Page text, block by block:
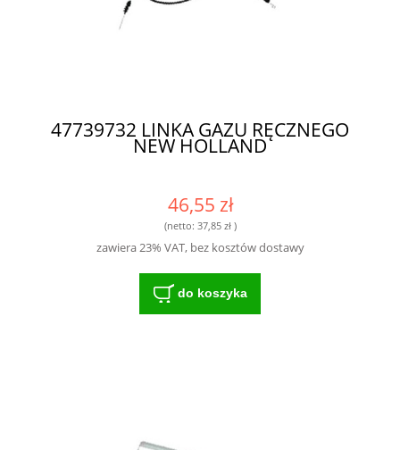
47739732 LINKA GAZU RĘCZNEGO
NEW HOLLAND
46,55 zł
(netto: 37,85 zł)
zawiera 23% VAT, bez kosztów dostawy
do koszyka